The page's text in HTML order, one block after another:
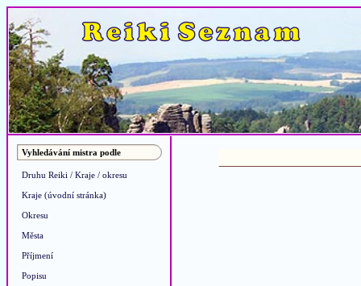
Vyhledávání mistra podle
Druhu Reiki / Kraje / okresu
Kraje (úvodní stránka)
Okresu
Města
Příjmení
Popisu